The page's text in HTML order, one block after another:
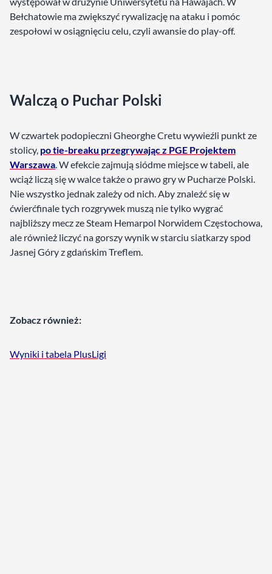
Bełchatowie ma zwiększyć rywalizację na ataku i pomóc
zespołowi w osiągnięciu celu, czyli awansie do play-off.
Walczą o Puchar Polski
W czwartek podopieczni Gheorghe Cretu wywieźli punkt ze
stolicy, po tie-breaku przegrywając z PGE Projektem
Warszawa. W efekcie zajmują siódme miejsce w tabeli, ale
wciąż liczą się w walce także o prawo gry w Pucharze Polski.
Nie wszystko jednak zależy od nich. Aby znaleźć się w
ćwierćfinale tych rozgrywek muszą nie tylko wygrać
najbliższy mecz ze Steam Hemarpol Norwidem Częstochowa,
ale również liczyć na gorszy wynik w starciu siatkarzy spod
Jasnej Góry z gdańskim Treflem.
Zobacz również:
Wyniki i tabela PlusLigi